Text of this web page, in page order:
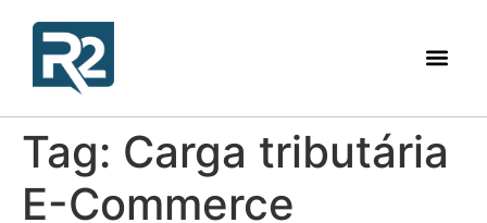
Tag: Carga tributária
E-Commerce